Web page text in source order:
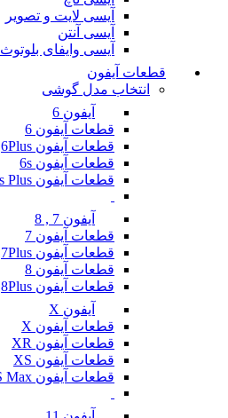
آیسی لایت و تصویر
آیسی آنتن
آیسی وایفای بلوتوث
قطعات آیفون
انتخاب مدل گوشی
آیفون 6
قطعات آیفون 6
قطعات آیفون 6Plus
قطعات آیفون 6s
قطعات آیفون 6s Plus
آیفون 7 , 8
قطعات آیفون 7
قطعات آیفون 7Plus
قطعات آیفون 8
قطعات آیفون 8Plus
آیفون X
قطعات آیفون X
قطعات آیفون XR
قطعات آیفون XS
قطعات آیفون XS Max